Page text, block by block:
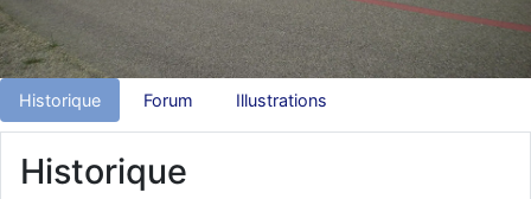
d9pouces : Joyeux Noël à tous !
d9pouces: mais tu peux tenter l'un des rares lycées militaires
comme le Prytanée dans la Sarthe, ça ne peut pas faire de mal !
d9pouces: C'est plutôt après le lycée, voire après une prépa
yaellerigolow : bonjour a tous je suis un élève de première
Historique Forum Illustrations
Historique